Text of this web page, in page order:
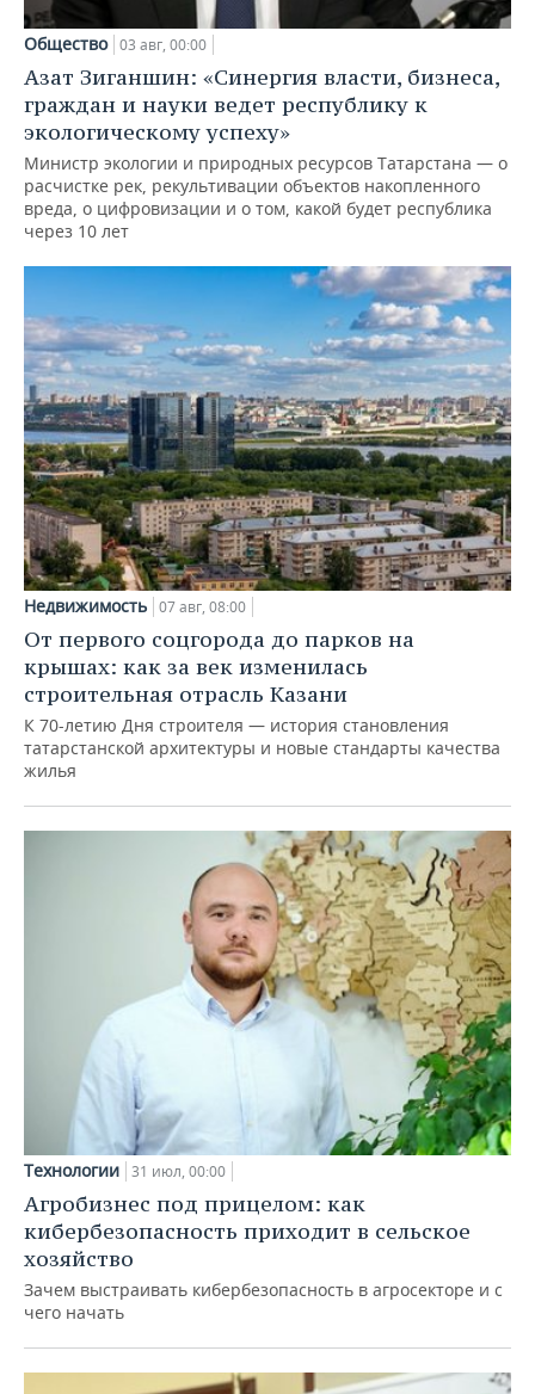
Общество 03 авг, 00:00
Азат Зиганшин: «Синергия власти, бизнеса,
граждан и науки ведет республику к
экологическому успеху»
Министр экологии и природных ресурсов Татарстана — о
расчистке рек, рекультивации объектов накопленного
вреда, о цифровизации и о том, какой будет республика
через 10 лет
Недвижимость 07 авг, 08:00
От первого соцгорода до парков на
крышах: как за век изменилась
строительная отрасль Казани
К 70-летию Дня строителя — история становления
татарстанской архитектуры и новые стандарты качества
жилья
Технологии 31 июл, 00:00
Агробизнес под прицелом: как
кибербезопасность приходит в сельское
хозяйство
Зачем выстраивать кибербезопасность в агросекторе и с
чего начать